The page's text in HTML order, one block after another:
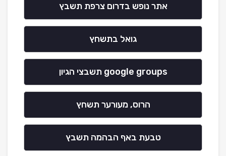
אתר נופש בדרום צרפת תשבץ
גואל בתשחץ
google groups תשבצי הגיון
הרוס, מעורער תשחץ
טבעת באף הבהמה תשבץ